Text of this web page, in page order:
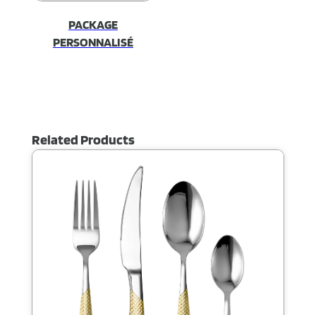
PACKAGE
PERSONNALISÉ
Related Products